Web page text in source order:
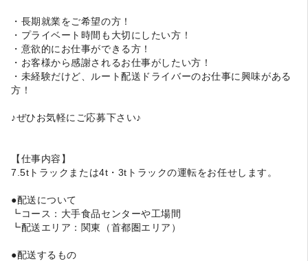
・長期就業をご希望の方！
・プライベート時間も大切にしたい方！
・意欲的にお仕事ができる方！
・お客様から感謝されるお仕事がしたい方！
・未経験だけど、ルート配送ドライバーのお仕事に興味がある
方！
♪ぜひお気軽にご応募下さい♪
【仕事内容】
7.5tトラックまたは4t・3tトラックの運転をお任せします。
●配送について
┗コース：大手食品センターや工場間
┗配送エリア：関東（首都圏エリア）
●配送するもの